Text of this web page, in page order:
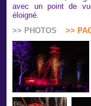
avec un point de
éloigné.
>> PHOTOS
>>